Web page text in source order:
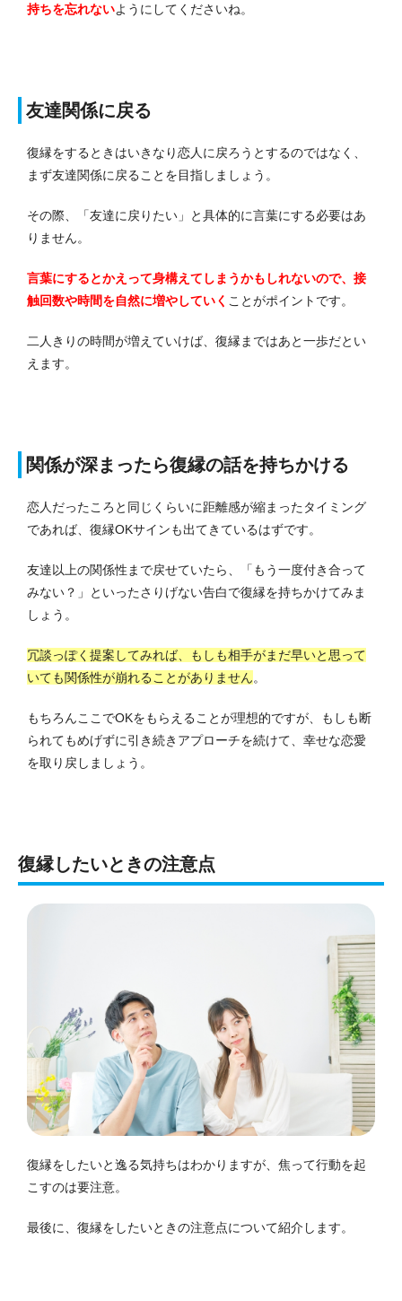
持ちを忘れないようにしてくださいね。
友達関係に戻る
復縁をするときはいきなり恋人に戻ろうとするのではなく、
まず友達関係に戻ることを目指しましょう。
その際、「友達に戻りたい」と具体的に言葉にする必要はあ
りません。
言葉にするとかえって身構えてしまうかもしれないので、接
触回数や時間を自然に増やしていく ことがポイントです。
二人きりの時間が増えていけば、復縁まではあと一歩だとい
えます。
関係が深まったら復縁の話を持ちかける
恋人だったころと同じくらいに距離感が縮まったタイミング
であれば、復縁OKサインも出てきているはずです。
友達以上の関係性まで戻せていたら、「もう一度付き合って
みない？」といったさりげない告白で復縁を持ちかけてみま
しょう。
冗談っぽく提案してみれば、もしも相手がまだ早いと思って
いても関係性が崩れることがありません。
もちろんここでOKをもらえることが理想的ですが、もしも断
られてもめげずに引き続きアプローチを続けて、幸せな恋愛
を取り戻しましょう。
復縁したいときの注意点
復縁をしたいと逸る気持ちはわかりますが、焦って行動を起
こすのは要注意。
最後に、復縁をしたいときの注意点について紹介します。